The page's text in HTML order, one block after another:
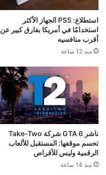
استطلاع: PS5 الجهاز الأكثر
استخدامًا في أمريكا بفارق كبير عن
أقرب منافسيه
منذ 12 ساعة
ناشر GTA 6 شركة Take-Two
تحسم موقفها: المستقبل للألعاب
الرقمية وليس للأقراص
منذ 14 ساعة